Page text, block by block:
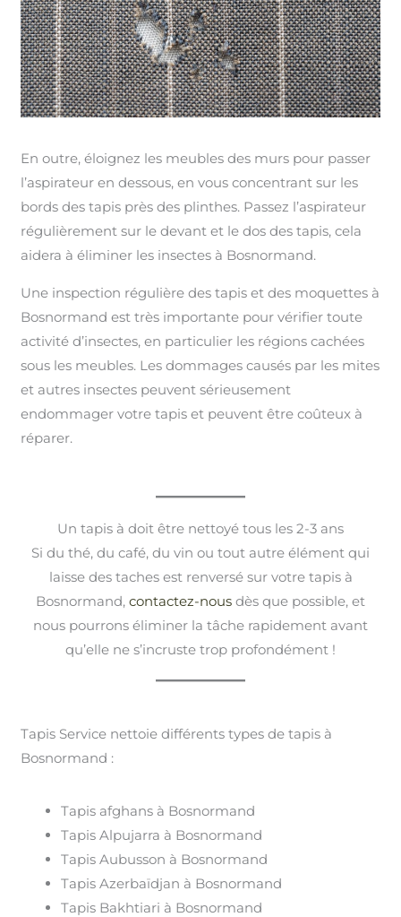
En outre, éloignez les meubles des murs pour passer
l’aspirateur en dessous, en vous concentrant sur les
bords des tapis près des plinthes. Passez l’aspirateur
régulièrement sur le devant et le dos des tapis, cela
aidera à éliminer les insectes à Bosnormand.
Une inspection régulière des tapis et des moquettes à
Bosnormand est très importante pour vérifier toute
activité d’insectes, en particulier les régions cachées
sous les meubles. Les dommages causés par les mites
et autres insectes peuvent sérieusement
endommager votre tapis et peuvent être coûteux à
réparer.
Un tapis à doit être nettoyé tous les 2-3 ans
Si du thé, du café, du vin ou tout autre élément qui
laisse des taches est renversé sur votre tapis à
Bosnormand, contactez-nous dès que possible, et
nous pourrons éliminer la tâche rapidement avant
qu’elle ne s’incruste trop profondément !
Tapis Service nettoie différents types de tapis à
Bosnormand :
Tapis afghans à Bosnormand
Tapis Alpujarra à Bosnormand
Tapis Aubusson à Bosnormand
Tapis Azerbaïdjan à Bosnormand
Tapis Bakhtiari à Bosnormand